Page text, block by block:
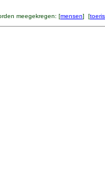
meegekregen: [mensen] [